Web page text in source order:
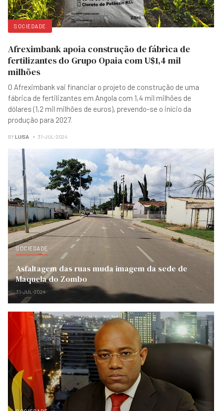
SOCIEDADE
Afreximbank apoia construção de fábrica de
fertilizantes do Grupo Opaia com U$1,4 mil
milhões
O Afreximbank vai financiar o projeto de construção de uma
fábrica de fertilizantes em Angola com 1,4 mil milhões de
dólares (1,2 mil milhões de euros), prevendo-se o início da
produção para 2027.
BY LUISA 31-JUL-2024
SOCIEDADE
Asfaltagem das ruas muda imagem da sede de
Maquela do Zombo
31-JUL-2024